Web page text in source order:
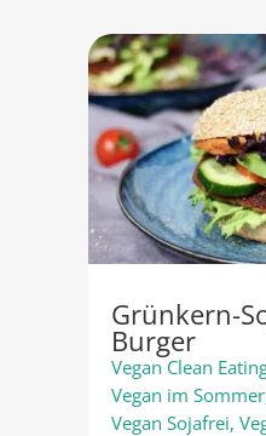
Grünkern-
Burger
Vegan Clean
Vegan im Sommer
Vegan Sojafrei,